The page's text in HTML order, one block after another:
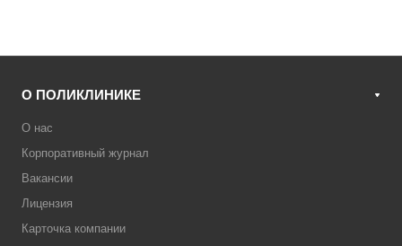
О ПОЛИКЛИНИКЕ
О нас
Корпоративный журнал
Вакансии
Лицензия
Карточка компании